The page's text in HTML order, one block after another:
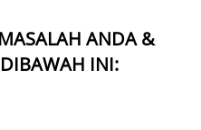
ANDA &
INI: